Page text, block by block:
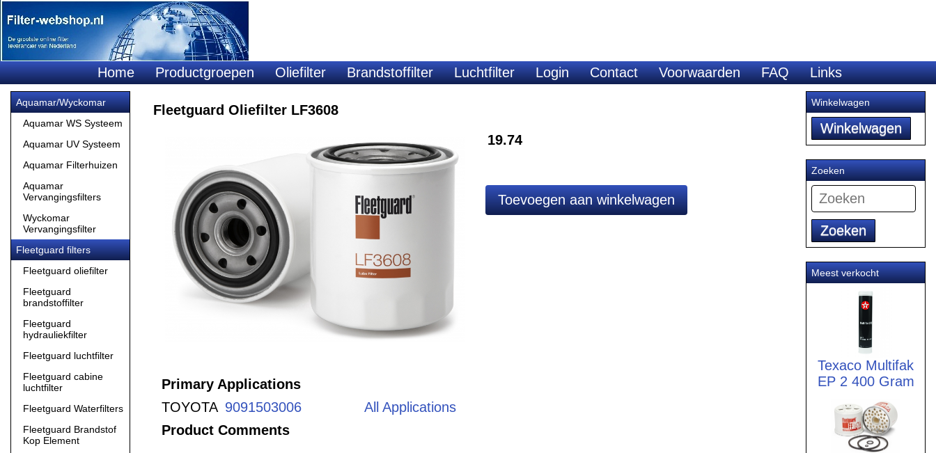
Home Productgroepen Oliefilter Brandstoffilter Luchtfilter Login Contact Voorwaarden FAQ Links
Aquamar/Wyckomar
Aquamar WS Systeem
Aquamar UV Systeem
Aquamar Filterhuizen
Aquamar
Vervangingsfilters
Wyckomar
Vervangingsfilter
Fleetguard filters
Fleetguard oliefilter
Fleetguard
brandstoffilter
Fleetguard
hydrauliekfilter
Fleetguard luchtfilter
Fleetguard cabine
luchtfilter
Fleetguard Waterfilters
Fleetguard Brandstof
Kop Element
Fleetguard Oliefilter LF3608
19.74
Primary Applications
TOYOTA 9091503006
All Applications
Product Comments
Winkelwagen
Zoeken
Zoeken
Meest verkocht
Texaco Multifak
EP 2 400 Gram